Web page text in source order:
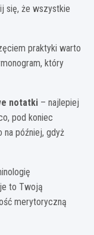
się, że wszystkie
praktyki warto
który
notatki – najlepiej
pod koniec
na później, gdyż
to Twoją
merytoryczną